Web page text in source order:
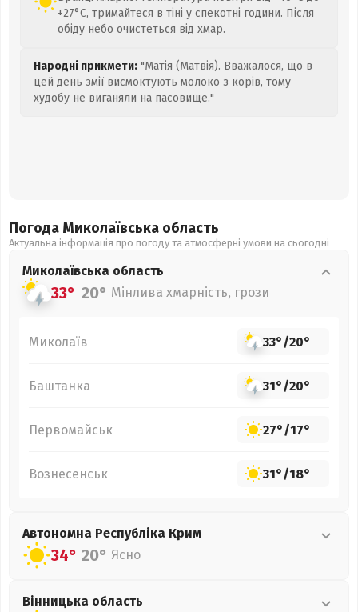
+27°C, тримайтеся в тіні у спекотні години. Після
обіду небо очистеться від хмар.
Народні прикмети: "Матія (Матвія). Вважалося, що в
цей день змії висмоктують молоко з корів, тому
худобу не виганяли на пасовище."
Погода Миколаївська область
Актуальна інформація про погоду та атмосферні умови на сьогодні
Миколаївська область
33° 20° Мінлива хмарність, грози
Миколаїв 33°/20°
Баштанка 31°/20°
Первомайськ 27°/17°
Вознесенськ 31°/18°
Автономна Республіка Крим
34° 20° Ясно
Вінницька область